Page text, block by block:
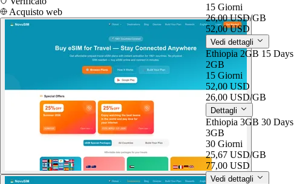
Acquisto web
15 Giorni
26,00 USD/GB
52,00 USD
Vedi dettagli
Ethiopia 2GB 15 Days
2GB
15 Giorni
52,00 USD
26,00 USD/GB
Dettagli
Ethiopia 3GB 30 Days
3GB
30 Giorni
25,67 USD/GB
77,00 USD
Vedi dettagli